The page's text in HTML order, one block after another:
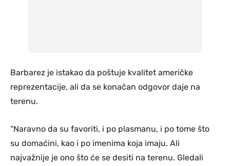
Barbarez je istakao da poštuje kvalitet američke
reprezentacije, ali da se konačan odgovor daje na
terenu.
“Naravno da su favoriti, i po plasmanu, i po tome što
su domaćini, kao i po imenima koja imaju. Ali
najvažnije je ono što će se desiti na terenu. Gledali